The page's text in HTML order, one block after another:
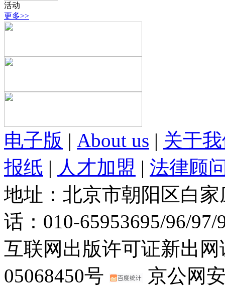
活动
更多>>
电子版 | About us | 关于
报纸 | 人才加盟 | 法律顾
地址：北京市朝阳区白
话：010-65953695/96/
互联网出版许可证新出
05068450号
京公网